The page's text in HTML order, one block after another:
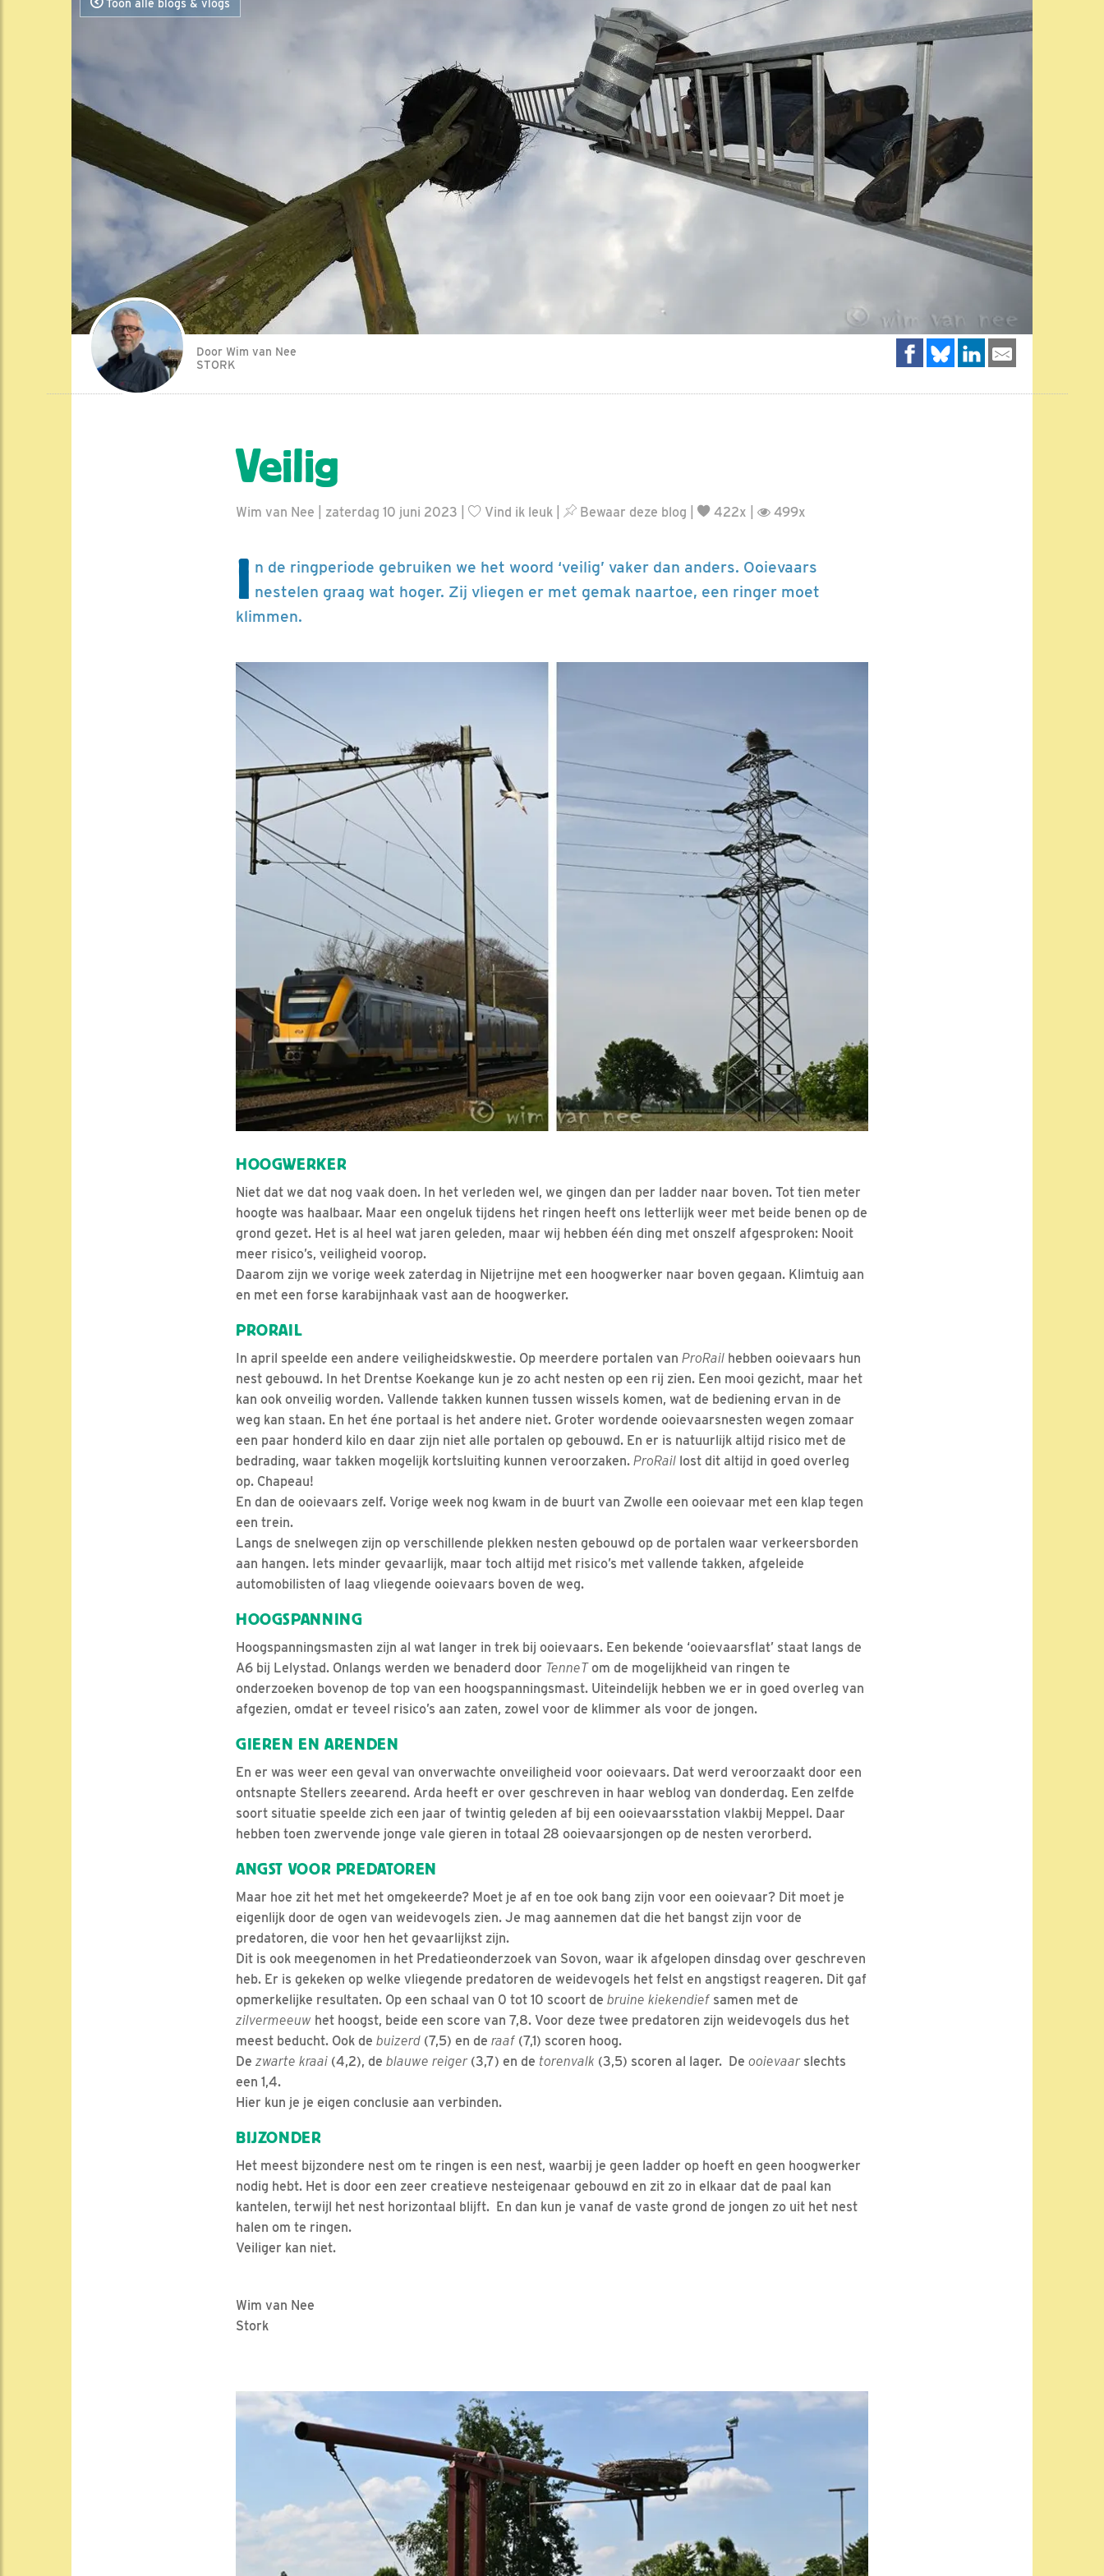
Toon alle blogs & vlogs
Door Wim van Nee
STORK
Veilig
Wim van Nee | zaterdag 10 juni 2023 | Vind ik leuk Bewaar deze blog 422x | 499x
I n de ringperiode gebruiken we het woord ‘veilig’ vaker dan anders. Ooievaars
nestelen graag wat hoger. Zij vliegen er met gemak naartoe, een ringer moet
klimmen.
HOOGWERKER
Niet dat we dat nog vaak doen. In het verleden wel, we gingen dan per ladder naar boven. Tot tien meter
hoogte was haalbaar. Maar een ongeluk tijdens het ringen heeft ons letterlijk weer met beide benen op de
grond gezet. Het is al heel wat jaren geleden, maar wij hebben één ding met onszelf afgesproken: Nooit
meer risico’s, veiligheid voorop.
Daarom zijn we vorige week zaterdag in Nijetrijne met een hoogwerker naar boven gegaan. Klimtuig aan
en met een forse karabijnhaak vast aan de hoogwerker.
PRORAIL
In april speelde een andere veiligheidskwestie. Op meerdere portalen van ProRail hebben ooievaars hun
nest gebouwd. In het Drentse Koekange kun je zo acht nesten op een rij zien. Een mooi gezicht, maar het
kan ook onveilig worden. Vallende takken kunnen tussen wissels komen, wat de bediening ervan in de
weg kan staan. En het éne portaal is het andere niet. Groter wordende ooievaarsnesten wegen zomaar
een paar honderd kilo en daar zijn niet alle portalen op gebouwd. En er is natuurlijk altijd risico met de
bedrading, waar takken mogelijk kortsluiting kunnen veroorzaken. ProRail lost dit altijd in goed overleg
op. Chapeau!
En dan de ooievaars zelf. Vorige week nog kwam in de buurt van Zwolle een ooievaar met een klap tegen
een trein.
Langs de snelwegen zijn op verschillende plekken nesten gebouwd op de portalen waar verkeersborden
aan hangen. Iets minder gevaarlijk, maar toch altijd met risico’s met vallende takken, afgeleide
automobilisten of laag vliegende ooievaars boven de weg.
HOOGSPANNING
Hoogspanningsmasten zijn al wat langer in trek bij ooievaars. Een bekende ‘ooievaarsflat’ staat langs de
A6 bij Lelystad. Onlangs werden we benaderd door TenneTom de mogelijkheid van ringen te
onderzoeken bovenop de top van een hoogspanningsmast. Uiteindelijk hebben we er in goed overleg van
afgezien, omdat er teveel risico’s aan zaten, zowel voor de klimmer als voor de jongen.
GIEREN EN ARENDEN
En er was weer een geval van onverwachte onveiligheid voor ooievaars. Dat werd veroorzaakt door een
ontsnapte Stellers zeearend. Arda heeft er over geschreven in haar weblog van donderdag. Een zelfde
soort situatie speelde zich een jaar of twintig geleden af bij een ooievaarsstation vlakbij Meppel. Daar
hebben toen zwervende jonge vale gieren in totaal 28 ooievaarsjongen op de nesten verorberd.
ANGST VOOR PREDATOREN
Maar hoe zit het met het omgekeerde? Moet je af en toe ook bang zijn voor een ooievaar? Dit moet je
eigenlijk door de ogen van weidevogels zien. Je mag aannemen dat die het bangst zijn voor de
predatoren, die voor hen het gevaarlijkst zijn.
Dit is ook meegenomen in het Predatieonderzoek van Sovon, waar ik afgelopen dinsdag over geschreven
heb. Er is gekeken op welke vliegende predatoren de weidevogels het felst en angstigst reageren. Dit gaf
opmerkelijke resultaten. Op een schaal van 0 tot 10 scoort de bruine kiekendief samen met de
zilvermeeuw het hoogst, beide een score van 7,8. Voor deze twee predatoren zijn weidevogels dus het
meest beducht. Ook de buizerd (7,5) en de raaf (7,1) scoren hoog.
De zwarte kraai (4,2), de blauwe reiger(3,7) en de torenvalk (3,5) scoren al lager. De ooievaarslechts
een 1,4.
Hier kun je je eigen conclusie aan verbinden.
BIJZONDER
Het meest bijzondere nest om te ringen is een nest, waarbij je geen ladder op hoeft en geen hoogwerker
nodig hebt. Het is door een zeer creatieve nesteigenaar gebouwd en zit zo in elkaar dat de paal kan
kantelen, terwijl het nest horizontaal blijft. En dan kun je vanaf de vaste grond de jongen zo uit het nest
halen om te ringen.
Veiliger kan niet.
Wim van Nee
Stork